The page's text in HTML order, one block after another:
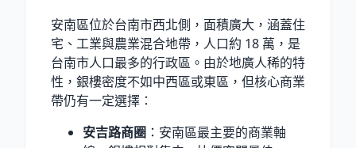
安南區位於台南市西北側，面積廣大，涵蓋住
宅、工業與農業混合地帶，人口約 18 萬 ，是
台南市人口最多的行政區。由於地廣人稀的特
性，銀樓密度不如中西區或東區，但核心商業
帶仍有一定選擇：
安吉路商圈 ：安南區最主要的商業軸